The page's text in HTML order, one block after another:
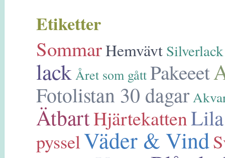
Etiketter
SommarHemvävt Silverlack
lack Året som gått Pakeeet
Fotolistan 30 dagar
ÄtbartHjärtekatten
pysselVäder & Vind